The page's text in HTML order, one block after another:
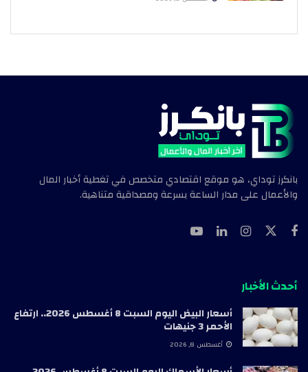
بانكرز توداي، هو موقع اقتصادي متخصص في تغطية أخبار المال
والأعمال على مدار الساعة بسرعة ومصداقية متناهية.
أحدث الأخبار
أسعار البيض اليوم السبت 8 أغسطس 2026.. ارتفاع
الأحمر 3 جنيهات
أغسطس 8, 2026